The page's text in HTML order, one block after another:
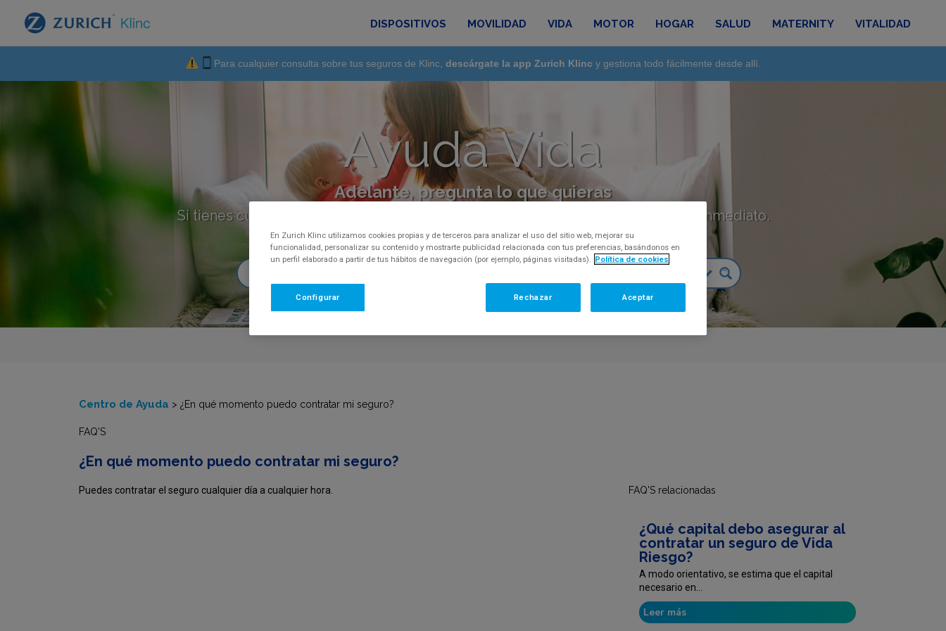
DISPOSITIVOS MOVILIDAD VIDA MOTOR HOGAR SALUD MATERNITY VITALIDAD
Para cualquier consulta sobre tus seguros de Klinc, descárgate la app Zurich Klinc y gestiona todo fácilmente desde allí.
Ayuda Vida
Adelante, pregunta lo que quieras
Si tienes cualquier pregunta, inquietud o comentario, por favor, contáctanos de inmediato.
Centro de Ayuda > ¿En qué momento puedo contratar mi seguro?
FAQ'S
¿En qué momento puedo contratar mi seguro?
Puedes contratar el seguro cualquier día a cualquier hora. FAQ'S relacionadas
¿Qué capital debo asegurar al
contratar un seguro de Vida
Riesgo?
A modo orientativo, se estima que el capital
necesario en...
Leer más
En Zurich Klinc utilizamos cookies propias y de terceros para analizar el uso del sitio web, mejorar su
funcionalidad, personalizar su contenido y mostrarte publicidad relacionada con tus preferencias, basándonos en
un perfil elaborado a partir de tus hábitos de navegación (por ejemplo, páginas visitadas). Política de cookies
Rechazar Aceptar
Configurar